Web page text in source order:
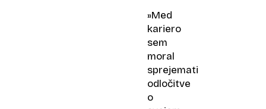
»Med
kariero
sem
moral
sprejemati
odločitve
o